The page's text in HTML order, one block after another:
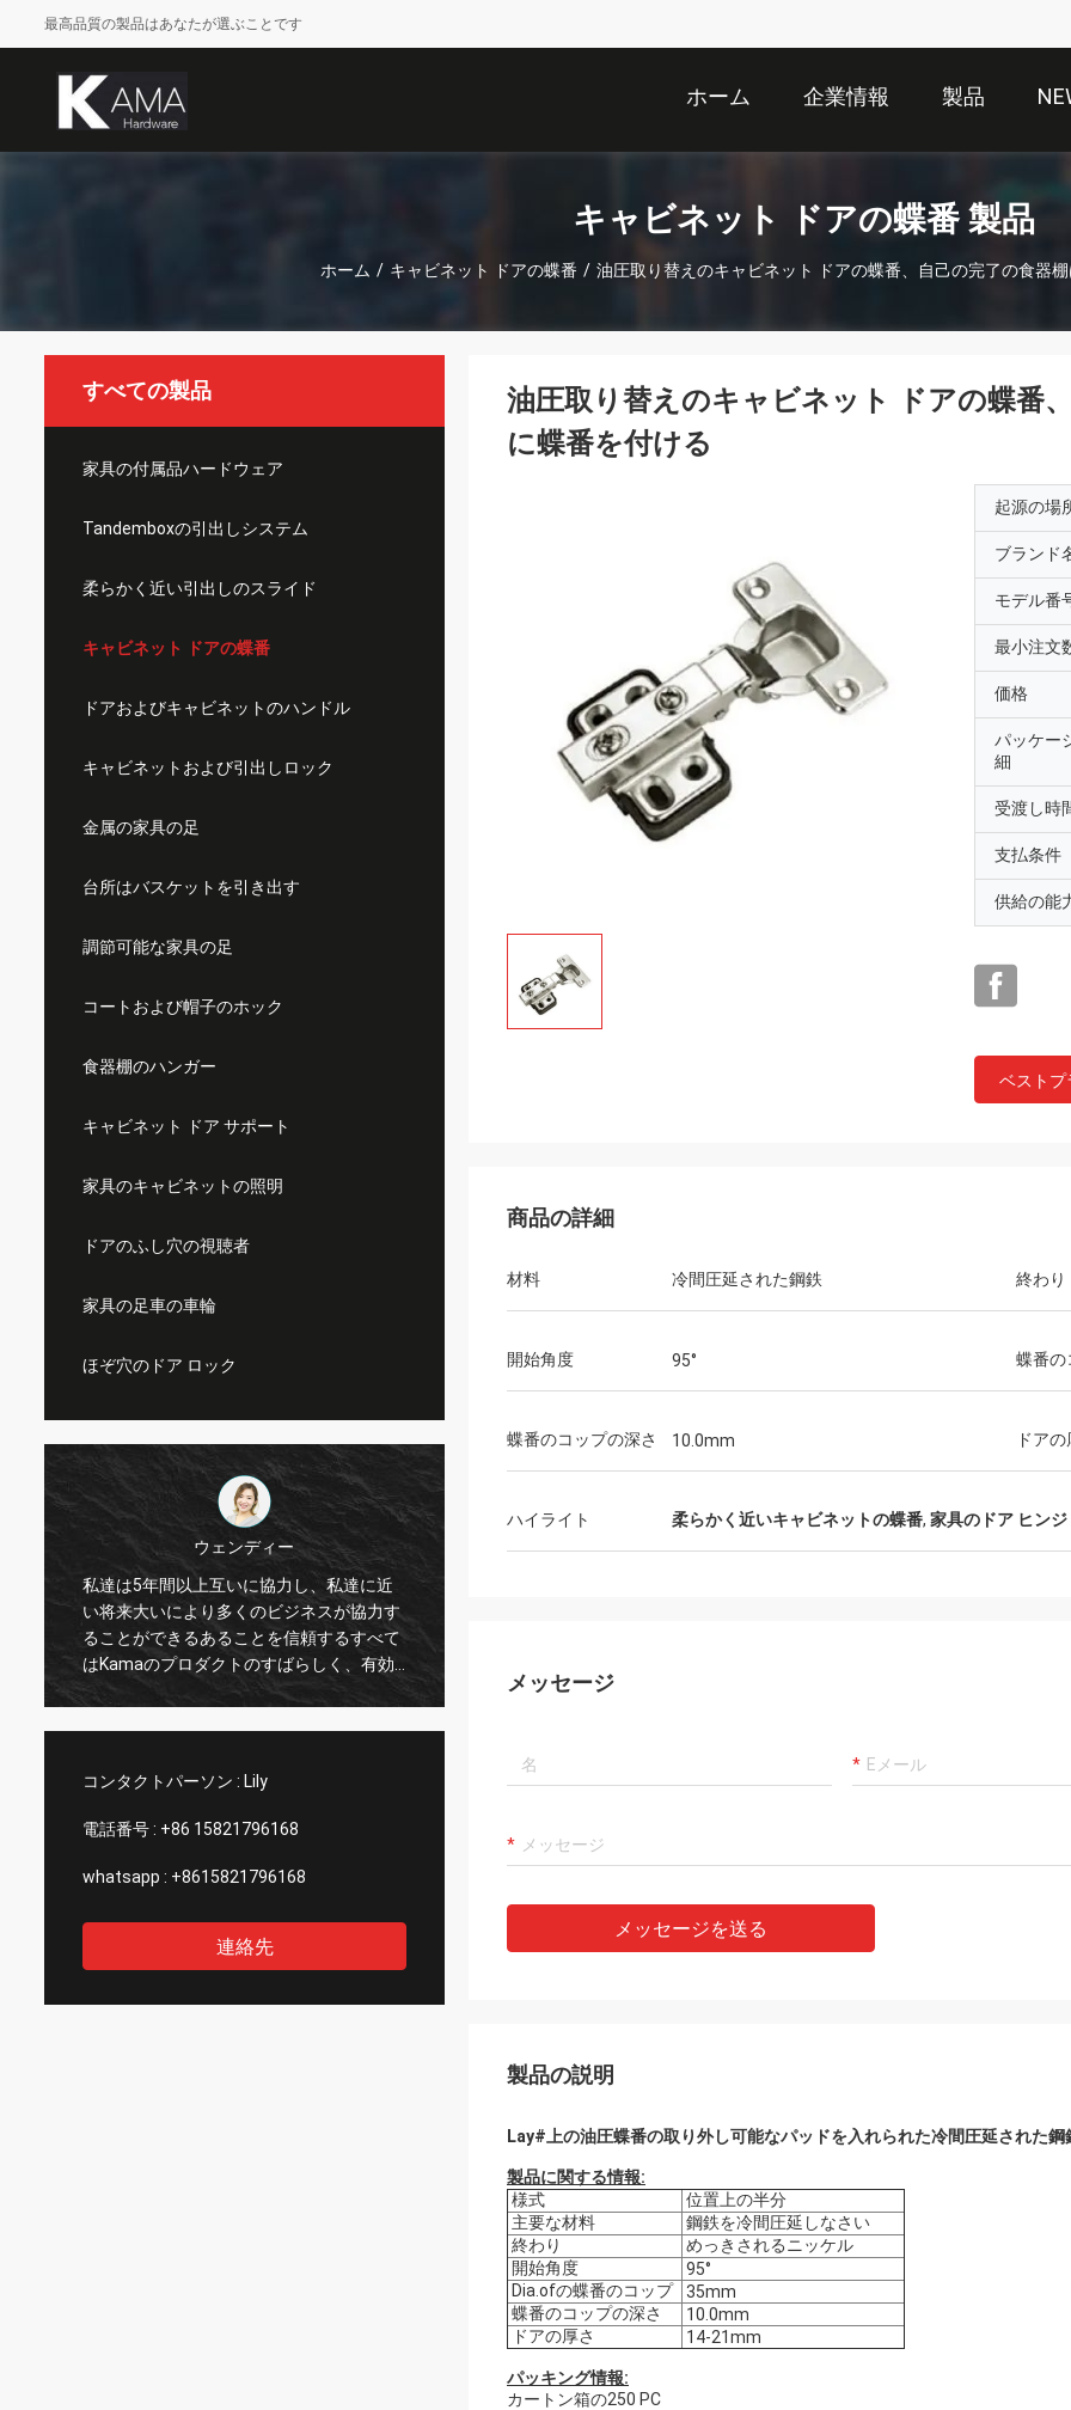
最高品質の製品はあなたが選ぶことです
ホーム 企業情報 製品
キャビネット ドアの蝶番 製品
ホーム / キャビネット ドアの蝶番 / 油圧取り替えのキャビネット ドアの蝶番、自己の完了の食器
すべての製品
家具の付属品ハードウェア
Tandemboxの引出しシステム
柔らかく近い引出しのスライド
キャビネット ドアの蝶番
ドアおよびキャビネットのハンドル
キャビネットおよび引出しロック
金属の家具の足
台所はバスケットを引き出す
調節可能な家具の足
コートおよび帽子のホック
食器棚のハンガー
キャビネット ドア サポート
家具のキャビネットの照明
ドアのふし穴の視聴者
家具の足車の車輪
ほぞ穴のドア ロック
ウェンディー
私達は5年間以上互いに協力し、私達に近
い将来大いにより多くのビジネスが協力す
ることができるあることを信頼するすべて
はKamaのプロダクトのすばらしく、有効
なサービスそして良質によって決まる。
フェルナンド
profesionalのy mercanciass de buenaの
のespañol
アナ
コンタクトパーソン : Lily
電話番号 : +86 15821796168
whatsapp : +8615821796168
連絡先
油圧取り替えのキャビネット ドアの蝶番
に蝶番を付ける
起源の場
ブランド
モデル番
最小注文
価格
パッケー
細
受渡し時
支払条件
供給の能
ベストプ
商品の詳細
材料 冷間圧延された鋼鉄 終わり
開始角度 95° 蝶番の
蝶番のコップの深さ 10.0mm ドアの
ハイライト 柔らかく近いキャビネットの蝶番, 家具のドア ヒンジ
メッセージ
メッセージを送る
製品の説明
Lay#上の油圧蝶番の取り外し可能なパッドを入れられた冷間圧延された
製品に関する情報:
様式
位置上の半分
主要な材料
鋼鉄を冷間圧延しなさい
終わり
めっきされるニッケル
開始角度
95°
Dia.ofの蝶番のコップ
35mm
蝶番のコップの深さ
10.0mm
ドアの厚さ
14-21mm
パッキング情報:
カートン箱の250 PC